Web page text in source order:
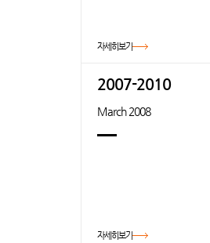
자세히보기
2007-2010
March 2008
자세히보기